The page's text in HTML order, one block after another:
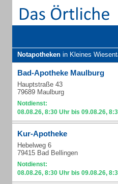
Notapotheken in Kleines Wiesental
Bad-Apotheke Maulburg
Hauptstraße 43
79689 Maulburg
Notdienst:
08.08.26, 8:30 Uhr bis 09.08.26,
Kur-Apotheke
Hebelweg 6
79415 Bad Bellingen
Notdienst:
08.08.26, 8:30 Uhr bis 09.08.26,